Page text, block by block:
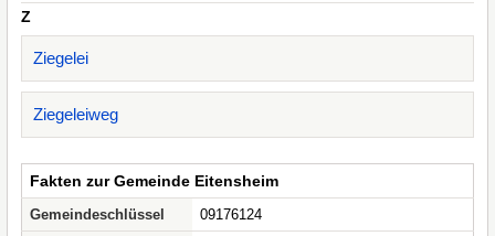
Z
Ziegelei
Ziegeleiweg
Fakten zur Gemeinde Eitensheim
Gemeindeschlüssel
09176124